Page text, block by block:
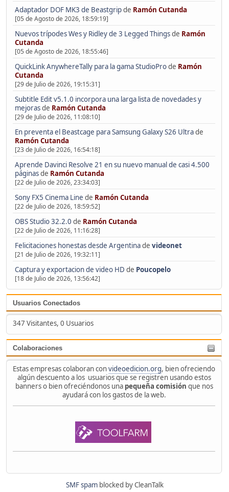
Adaptador DOF MK3 de Beastgripde Ramón Cutanda
[05 de Agosto de 2026, 18:59:19]
Nuevos trípodes Wes y Ridley de 3 Legged Thingsde Ramón
Cutanda
[05 de Agosto de 2026, 18:55:46]
QuickLink AnywhereTally para la gama StudioProde Ramón
Cutanda
[29 de Julio de 2026, 19:15:31]
Subtitle Edit v5.1.0 incorpora una larga lista de novedades y
mejorasde Ramón Cutanda
[29 de Julio de 2026, 11:08:10]
En preventa el Beastcage para Samsung Galaxy S26 Ultrade
Ramón Cutanda
[23 de Julio de 2026, 16:54:18]
Aprende Davinci Resolve 21 en su nuevo manual de casi 4.500
páginasde Ramón Cutanda
[22 de Julio de 2026, 23:34:03]
Sony FX5 Cinema Line de Ramón Cutanda
[22 de Julio de 2026, 18:59:52]
OBS Studio 32.2.0 de Ramón Cutanda
[22 de Julio de 2026, 11:16:28]
Felicitaciones honestas desde Argentinade videonet
[21 de Julio de 2026, 19:32:11]
Captura y exportacion de video HD de Poucopelo
[18 de Julio de 2026, 13:56:42]
Usuarios Conectados
347 Visitantes, 0 Usuarios
Colaboraciones
Estas empresas colaboran convideoedicion.org, bien ofreciendo
algún descuento a los usuarios que se registren usando estos
banners o bien ofreciéndonos una pequeña comisión que nos
ayudará con los gastos de la web.
SMF spamblocked by CleanTalk